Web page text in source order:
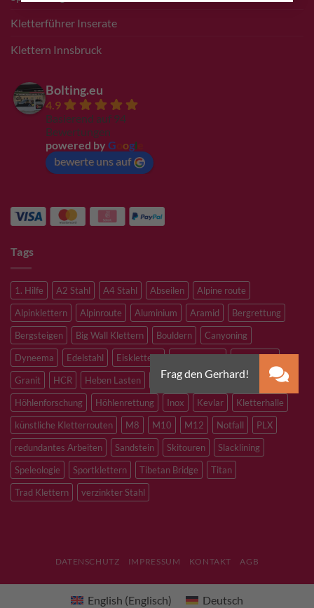
Kletterführer Inserate
Klettern Innsbruck
Bolting.eu
4.9
Basierend auf 94
Bewertungen
powered by G ogl
bewerte uns auf
Tags
1. Hilfe A2 Stahl A4 Stahl Abseilen
Alpine route
Alpinklettern
Alpinroute Aluminium Aramid
Bergrettung
Bergsteigen
Big Wall Klettern Bouldern
Canyoning
Dyneema
Edelstahl Eisklettern Flaschenzug
Flying Fox
Granit
HCR Heben Lasten Hochtouren
Höhenarbeiten
Höhlenforschung
Höhlenrettung Inox Kevlar
Kletterhalle
künstliche Kletterrouten
M8 M10 M12 Notfall
PLX
redundantes Arbeiten
Sandstein Skitouren
Slacklining
Speleologie
Sportklettern Tibetan Bridge
Titan
Trad Klettern
verzinkter Stahl
DATENSCHUTZ IMPRESSUM KONTAKT AGB
English (Englisch) Deutsch